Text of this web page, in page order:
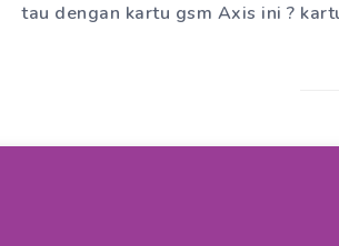
tau dengan kartu gsm Axis ini ?